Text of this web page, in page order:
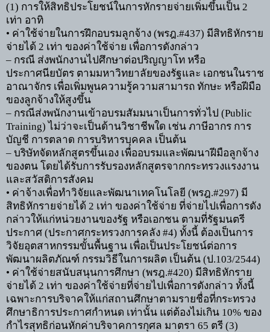
(1) การให้สิทธิประโยชน์ในการหักรายจ่ายเพิ่มขึ้นเป็น 2
เท่า อาทิ
• ค่าใช้จ่ายในการฝึกอบรมลูกจ้าง (พรฎ.#437) มีสิทธิหักราย
จ่ายได้ 2 เท่า ของค่าใช้จ่าย เพื่อการดังกล่าว
– กรณี ส่งพนักงานไปศึกษาต่อปริญญาโท หรือ
ประกาศนียบัตร ตามมหาวิทยาลัยของรัฐและ เอกชนในราช
อาณาจักร เพื่อเพิ่มพูนความรู้ความสามารถ ทักษะ หรือฝีมือ
ของลูกจ้างให้สูงขึ้น
– กรณีส่งพนักงานเข้าอบรมสัมมนาเป็นการทั่วไป (Public
Training)ไม่ว่าจะเป็นด้านวิชาชีพใด เช่น ภาษีอากร การ
บัญชี การตลาด การบริหารบุคคล เป็นต้น
– บริษัทจัดหลักสูตรขึ้นเอง เพื่ออบรมและพัฒนาฝีมือลูกจ้าง
ของตน โดยได้รับการรับรองหลักสูตรจากกระทรวงแรงงาน
และสวัสดิการสังคม
• ค่าจ้างเพื่อทำวิจัยและพัฒนาเทคโนโลยี (พรฎ.#297) มี
สิทธิหักรายจ่ายได้ 2 เท่า ของค่าใช้จ่าย ที่จ่ายไปเพื่อการดัง
กล่าวให้แก่หน่วยงานของรัฐ หรือเอกชน ตามที่รัฐมนตรี
ประกาศ (ประกาศกระทรวงการคลัง #4) ทั้งนี้ ต้องเป็นการ
วิจัยอุตสาหกรรมขั้นพื้นฐาน เพื่อเป็นประโยชน์ต่อการ
พัฒนาผลิตภัณฑ์ กรรมวิธีในการผลิต เป็นต้น (ป.103/2544)
• ค่าใช้จ่ายสนับสนุนการศึกษา (พรฎ.#420) มีสิทธิหักราย
จ่ายได้ 2 เท่า ของค่าใช้จ่ายที่จ่ายไปเพื่อการดังกล่าว ทั้งนี้
เฉพาะการบริจาคให้แก่สถานศึกษาตามรายชื่อที่กระทรวง
ศึกษาธิการประกาศกำหนด เท่านั้น แต่ต้องไม่เกิน 10% ของ
กำไรสุทธิก่อนหักค่าบริจาคการกุศล มาตรา 65 ตรี (3)